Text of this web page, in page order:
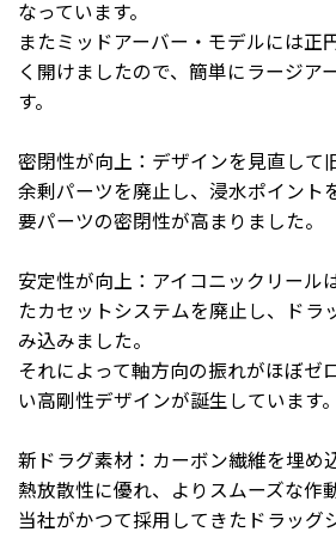
なっています。
またミッドアーバー・モデルには正
く開けましたので、簡単にラージア
す。
密閉性が向上：デザインを見直して
余剰パーツを廃止し、浸水ポイント
要パーツの密閉性が高まりました。
安定性が向上：アイコニックリール
たカセットシステムを廃止し、ドラ
み込みました。
それによって軸方向の振れがほぼゼ
い高剛性デザインが誕生しています。
新ドラグ素材：カーボン繊維を埋め
熱放散性に優れ、よりスムーズな作
当社がかつて採用してきたドラッグ